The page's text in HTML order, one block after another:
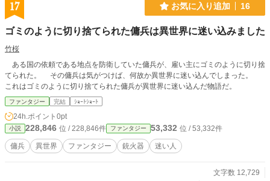
17 お気に入り追加 16
ゴミのように切り捨てられた傭兵は異世界に迷い込みました
竹桜
ある国の依頼である地点を防衛していた傭兵が、雇い主にゴミのように切り捨
てられた。 その傭兵は気がつけば、何故か異世界に迷い込んでしまった。
これはゴミのように切り捨てられた傭兵が異世界に迷い込んだ物語だ。
ファンタジー 完結 ｼｮｰﾄｼｮｰﾄ
24h.ポイント 0pt
小説 228,846 位 / 228,846件 ファンタジー 53,332 位 / 53,332件
傭兵 異世界 ファンタジー 銃火器 迷い人
文字数 12,729